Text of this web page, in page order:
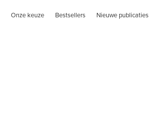
Onze keuze Bestsellers Nieuwe publicaties